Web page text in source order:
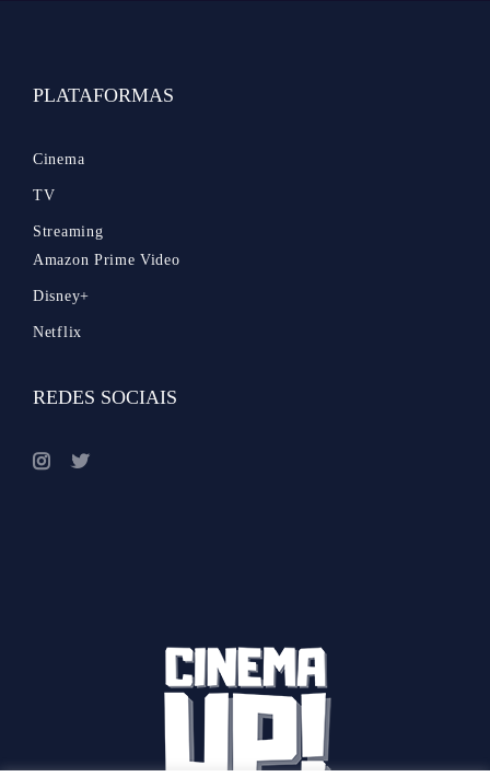
PLATAFORMAS
Cinema
TV
Streaming
Amazon Prime Video
Disney+
Netflix
REDES SOCIAIS